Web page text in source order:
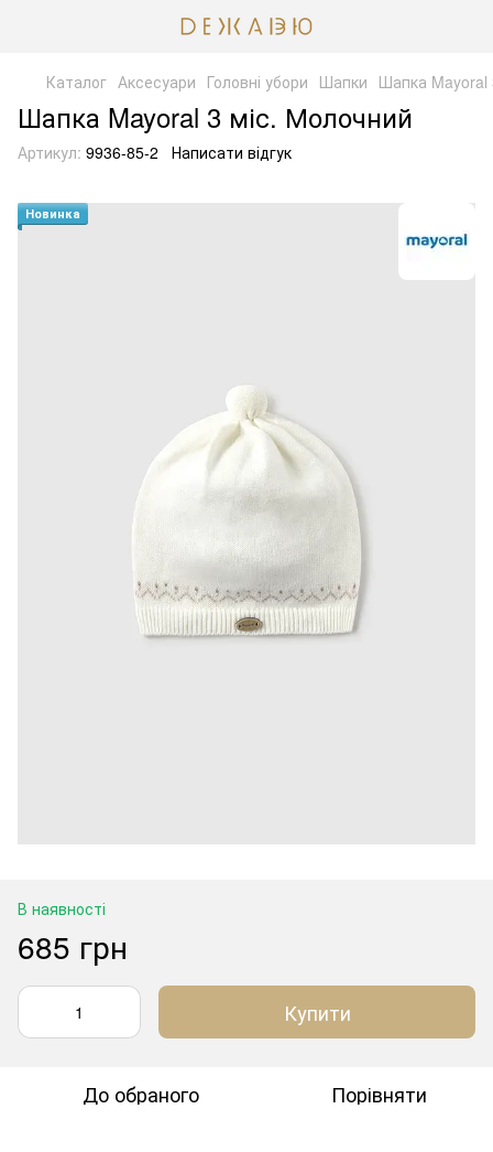
Каталог Аксесуари Головні убори Шапки Шапка Mayoral
Шапка Mayoral 3 міс. Молочний
Артикул: 9936-85-2 Написати відгук
Новинка
В наявності
685 грн
Купити
До обраного Порівняти